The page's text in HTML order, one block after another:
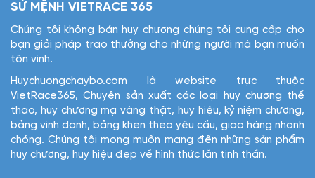
SỨ MỆNH VIETRACE 365
Chúng tôi không bán huy chương chúng tôi cung cấp cho
bạn giải pháp trao thưởng cho những người mà bạn muốn
tôn vinh.
Huychuongchaybo.com là website trực thuộc
VietRace365, Chuyên sản xuất các loại huy chương thể
thao, huy chương mạ vàng thật, huy hiệu, kỷ niệm chương,
bảng vinh danh, bảng khen theo yêu cầu, giao hàng nhanh
chóng. Chúng tôi mong muốn mang đến những sản phẩm
huy chương, huy hiệu đẹp về hình thức lẫn tinh thần.